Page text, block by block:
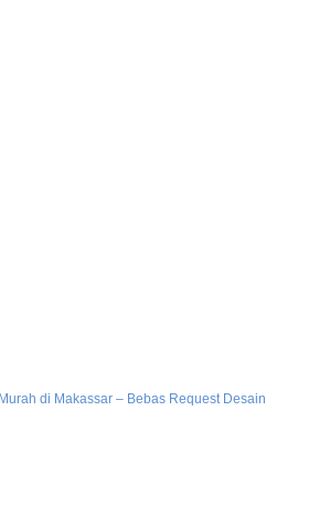
di Makassar – Bebas Request Desain